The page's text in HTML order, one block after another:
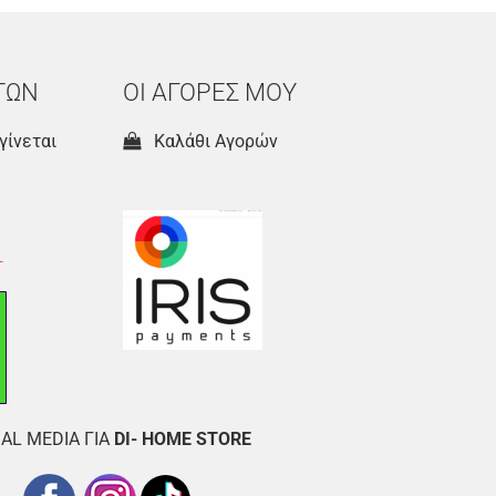
ΟΙ ΑΓΟΡΕΣ ΜΟΥ
Καλάθι Αγορών
MEDIA ΓΙΑ DI- HOME STORE